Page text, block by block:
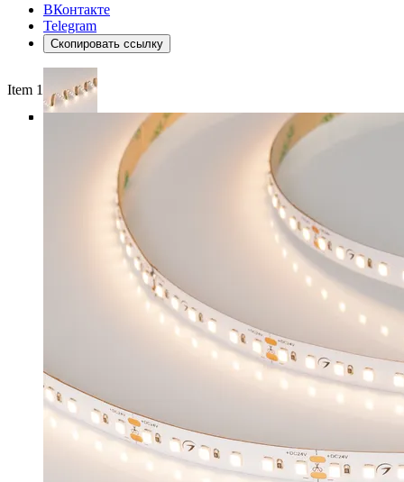
ВКонтакте
Telegram
Скопировать ссылку
Item 1 of 5